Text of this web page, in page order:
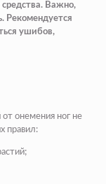
Важно,
Рекомендуется
ушибов,
онемения ног не
правил: